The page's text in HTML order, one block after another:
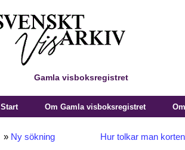
Gamla visboksregistret
Start Om Gamla visboksregistret
» Ny sökning Hur tolkar man